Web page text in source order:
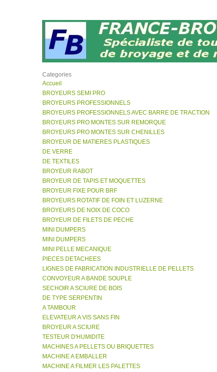
Categories
Accueil
BROYEURS SEMI PRO
BROYEURS PROFESSIONNELS
BROYEURS PROFESSIONNELS AVEC BARRE DE TRACTION
BROYEURS PRO MONTES SUR REMORQUE
BROYEURS PRO MONTES SUR CHENILLES
BROYEUR DE MATIERES PLASTIQUES
DE VERRE
DE TEXTILES
BROYEUR RABOT
BROYEUR DE TAPIS ET MOQUETTES
BROYEUR FIXE POUR BRF
BROYEURS ROTATIF DE FOIN ET LUZERNE
BROYEURS DE NOIX DE COCO
BROYEUR DE FILETS DE PECHE
MINI DUMPERS
MINI DUMPERS
MINI PELLE MECANIQUE
PIECES DETACHEES
LIGNES DE FABRICATION INDUSTRIELLE DE PELLETS
CONVOYEUR A BANDE SOUPLE
SECHOIR A SCIURE DE BOIS
DE TYPE SERPENTIN
A TAMBOUR
ELEVATEUR A VIS SANS FIN
BROYEUR A SCIURE
TESTEUR D'HUMIDITE
MACHINES A PELLETS OU BRIQUETTES
MACHINE A EMBALLER
MACHINE A FILMER LES PALETTES